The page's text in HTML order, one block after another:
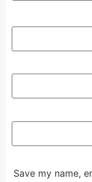
Save my